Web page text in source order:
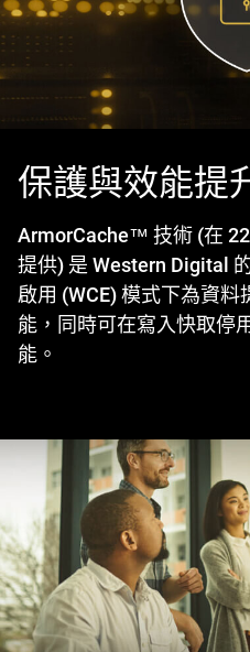
保護與效能提
ArmorCache™ 技術 (在
提供) 是 Western Digital
啟用 (WCE) 模式下為資
能，同時可在寫入快取停
能。